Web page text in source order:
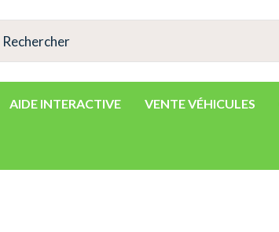
AIDE INTERACTIVE VENTE VÉHICULES